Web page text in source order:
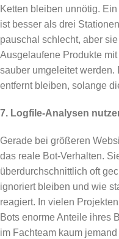
Ketten bleiben unnötig.
ist besser als drei
pauschal schlecht, aber
Ausgelaufene Produkte
sauber umgeleitet werden.
entfernt bleiben, solange
7. Logfile-Analysen
Gerade bei größeren
das reale Bot-Verhalten.
überdurchschnittlich oft
ignoriert bleiben und wie
reagiert. In vielen
Bots enorme Anteile ihres
im Fachteam kaum